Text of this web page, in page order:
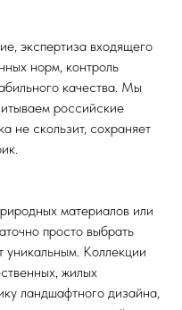
экспертиза входящего
норм, контроль
качества. Мы
российские
не скользит, сохраняет
материалов или
просто выбрать
уникальным. Коллекции
жилых
ландшафтного дизайна,